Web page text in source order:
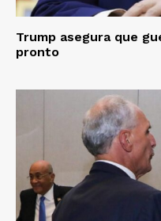
Trump asegura que
pronto